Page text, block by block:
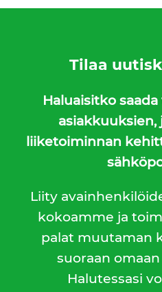
Tilaa
Haluaisitko
asiakkuuksien,
liiketoiminnan
Liity
kokoamme ja
palat muutaman
suoraan
Halutessasi